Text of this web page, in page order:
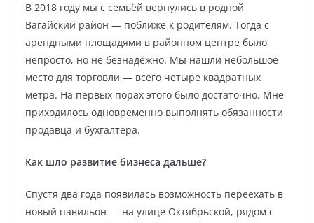
В 2018 году мы с семьёй вернулись в родной
Вагайский район — поближе к родителям. Тогда с
арендными площадями в районном центре было
непросто, но не безнадёжно. Мы нашли небольшое
место для торговли — всего четыре квадратных
метра. На первых порах этого было достаточно. Мне
приходилось одновременно выполнять обязанности
продавца и бухгалтера.
Как шло развитие бизнеса дальше?
Спустя два года появилась возможность переехать в
новый павильон — на улице Октябрьской, рядом с